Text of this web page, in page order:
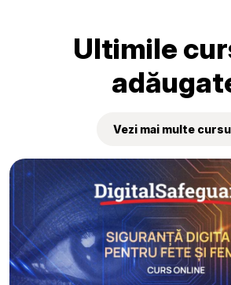
Ultimile
Vezi mai multe